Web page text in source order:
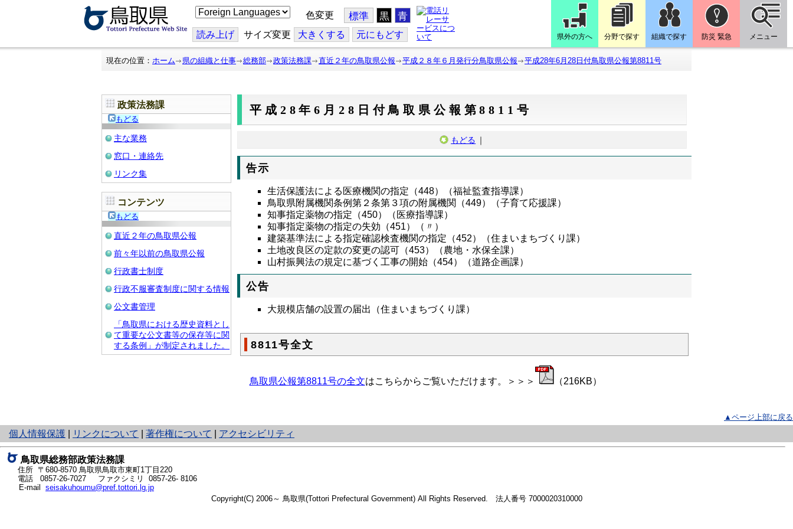
こ
の
ジ
を
翻
色変更 標準 黒 青
読み上げ サイズ変更 大きくする 元にもどす 県外の方へ 分野で探す 組織で探す 防災 緊急 メニュー
現在の位置： ホーム 県の組織と仕事 総務部 政策法務課 直近２年の鳥取県公報 平成２８年６月発行分鳥取県公報 平成28年6月28日付鳥取県公報第8811号
政策法務課
もどる
主な業務
窓口・連絡先
リンク集
コンテンツ
もどる
直近２年の鳥取県公報
前々年以前の鳥取県公報
行政書士制度
行政不服審査制度に関する情報
公文書管理
「鳥取県における歴史資料とし
て重要な公文書等の保存等に関
する条例」が制定されました。
平成28年6月28日付鳥取県公報第8811号
もどる ｜
告示
生活保護法による医療機関の指定（448）（福祉監査指導課）
鳥取県附属機関条例第２条第３項の附属機関（449）（子育て応援課）
知事指定薬物の指定（450）（医療指導課）
知事指定薬物の指定の失効（451）（〃）
建築基準法による指定確認検査機関の指定（452）（住まいまちづくり課）
土地改良区の定款の変更の認可（453）（農地・水保全課）
山村振興法の規定に基づく工事の開始（454）（道路企画課）
公告
大規模店舗の設置の届出（住まいまちづくり課）
8811号全文
鳥取県公報第8811号の全文はこちらからご覧いただけます。＞＞＞ （216KB）
▲ページ上部に戻る
個人情報保護
と
り
ネ
ッ
ト
へ
リンクについて 著作権について アクセシビリティ
鳥取県総務部政策法務課
住所 〒680-8570 鳥取県鳥取市東町1丁目220
電話 0857-26-7027
ファクシミリ 0857-26- 8106
E-mail seisakuhoumu@pref.tottori.lg.jp
Copyright(C) 2006～ 鳥取県(Tottori Prefectural Government) All Rights Reserved. 法人番号 7000020310000